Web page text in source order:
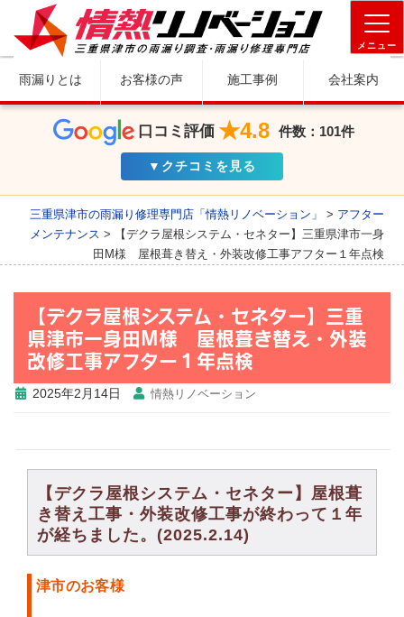
メニュー
雨漏りとは お客様の声 施工事例 会社案内
口コミ評価 ★4.8 件数：101件
▼クチコミを見る
三重県津市の雨漏り修理専門店「情熱リノベーション」 > アフター
メンテナンス >
【デクラ屋根システム・セネター】三重県津市一身
田M様 屋根葺き替え・外装改修工事アフター１年点検
【デクラ屋根システム・セネター】三重
県津市一身田M様 屋根葺き替え・外装
改修工事アフター１年点検
2025年2月14日 情熱リノベーション
【デクラ屋根システム・セネター】屋根葺
き替え工事・外装改修工事が終わって１年
が経ちました。(2025.2.14)
津市のお客様